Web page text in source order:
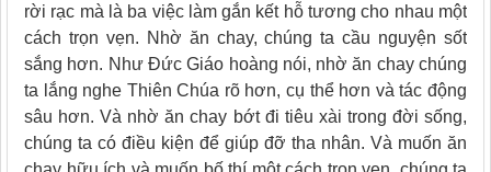
rời rạc mà là ba việc làm gắn kết hỗ tương cho nhau một
cách trọn vẹn. Nhờ ăn chay, chúng ta cầu nguyện sốt
sắng hơn. Như Đức Giáo hoàng nói, nhờ ăn chay chúng
ta lắng nghe Thiên Chúa rõ hơn, cụ thể hơn và tác động
sâu hơn. Và nhờ ăn chay bớt đi tiêu xài trong đời sống,
chúng ta có điều kiện để giúp đỡ tha nhân. Và muốn ăn